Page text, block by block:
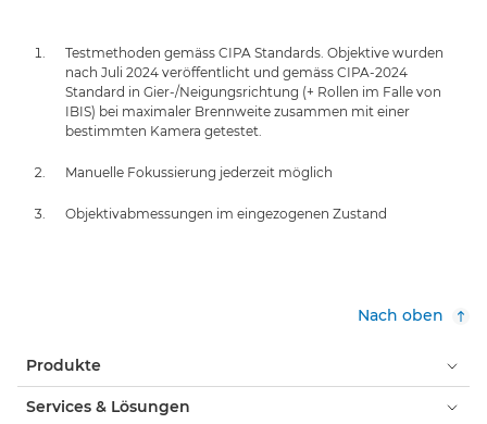
Testmethoden gemäss CIPA Standards. Objektive wurden
nach Juli 2024 veröffentlicht und gemäss CIPA-2024
Standard in Gier-/Neigungsrichtung (+ Rollen im Falle von
IBIS) bei maximaler Brennweite zusammen mit einer
bestimmten Kamera getestet.
Manuelle Fokussierung jederzeit möglich
Objektivabmessungen im eingezogenen Zustand
Nach oben
Produkte
Services & Lösungen